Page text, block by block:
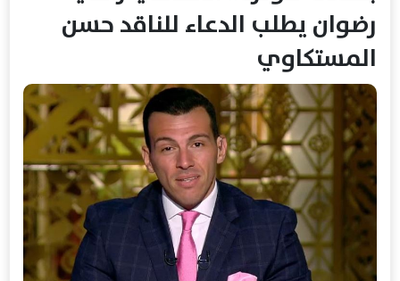
رضوان يطلب الدعاء للناقد حسن
المستكاوي